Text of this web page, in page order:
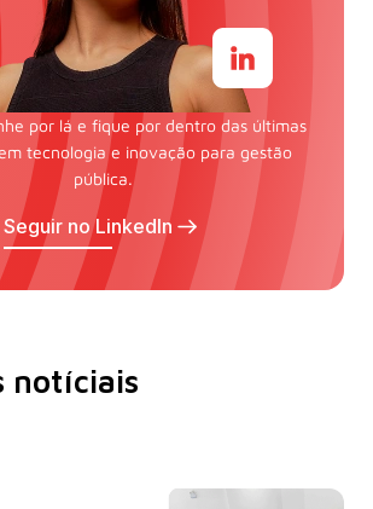
por lá e fique por dentro das últimas
tecnologia e inovação para gestão
pública.
Seguir no LinkedIn
notíciais